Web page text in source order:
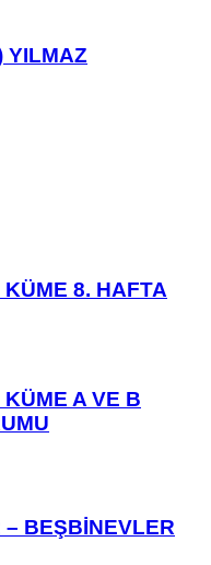
YILMAZ
8. HAFTA
A VE B
– BEŞBİNEVLER